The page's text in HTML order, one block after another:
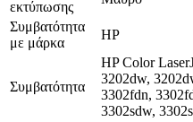
εκτύπωσης
Συμβατότητα
με μάρκα
HP
Συμβατότητα
HP Color
3202dw,
3302fdn,
3302sdw,